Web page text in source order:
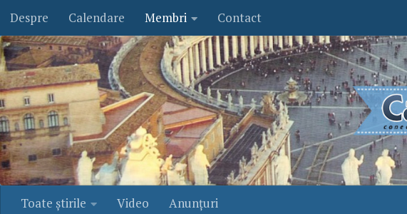
Skip to content
Despre Calendare Membri Contact
Toate ştirile Video Anunţuri